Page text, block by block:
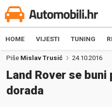
HOME VIJESTI TUNING
Piše Mislav Trusić 24.10.2016
Land Rover se
dorada